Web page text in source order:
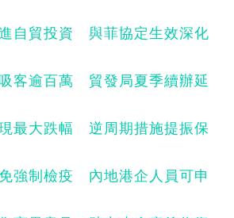
自貿投資 與菲協定生效深化
客逾百萬 貿發局夏季續辦延
最大跌幅 逆周期措施提振保
強制檢疫 內地港企人員可申